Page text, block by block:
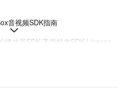
音视频SDK指南
播放器SDK/美颜特效SDK License